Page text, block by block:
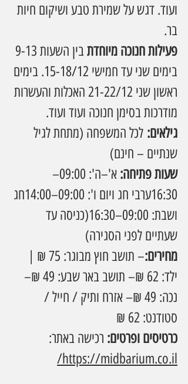
ועוד. דגש על שמירת טבע ושיקום חיות
בר.
פעילות חנוכה מיוחדת
בימים שני עד חמישי 15-18/12. בימים
ראשון שני 21-22/12 האכלות והעשרות
מודרכות בסימן חנוכה ועוד ועוד.
גילאים: לכל המשפחה (מתחת לגיל
שנתיים – חינם)
שעות פתיחה:
א'–ה': 09:00–
16:30ערבי חג ויום ו': 09:00–14:00חג
ושבת: 09:00–16:30(כניסה עד
שעתיים לפני הסגירה)
מחירים:
– תושב חוץ מבוגר: 75 ₪ |
ילד: 62 ₪– תושב באר שבע: 49 ₪–
נכה: 49 ₪– אזרח ותיק / חייל /
סטודנט: 62 ₪
כרטיסים ופרטים: רכישה באתר:
https://midbarium.co.il/